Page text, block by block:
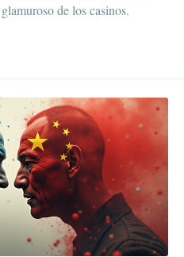
de los casinos.